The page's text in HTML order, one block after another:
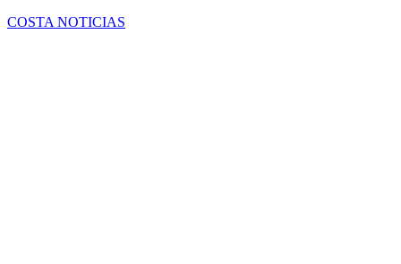
COSTA NOTICIAS